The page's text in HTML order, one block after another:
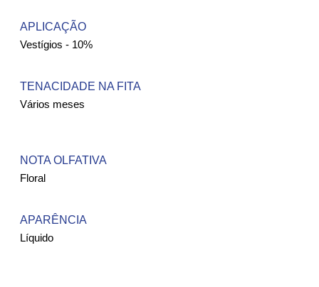
APLICAÇÃO
Vestígios - 10%
TENACIDADE NA FITA
Vários meses
NOTA OLFATIVA
Floral
APARÊNCIA
Líquido